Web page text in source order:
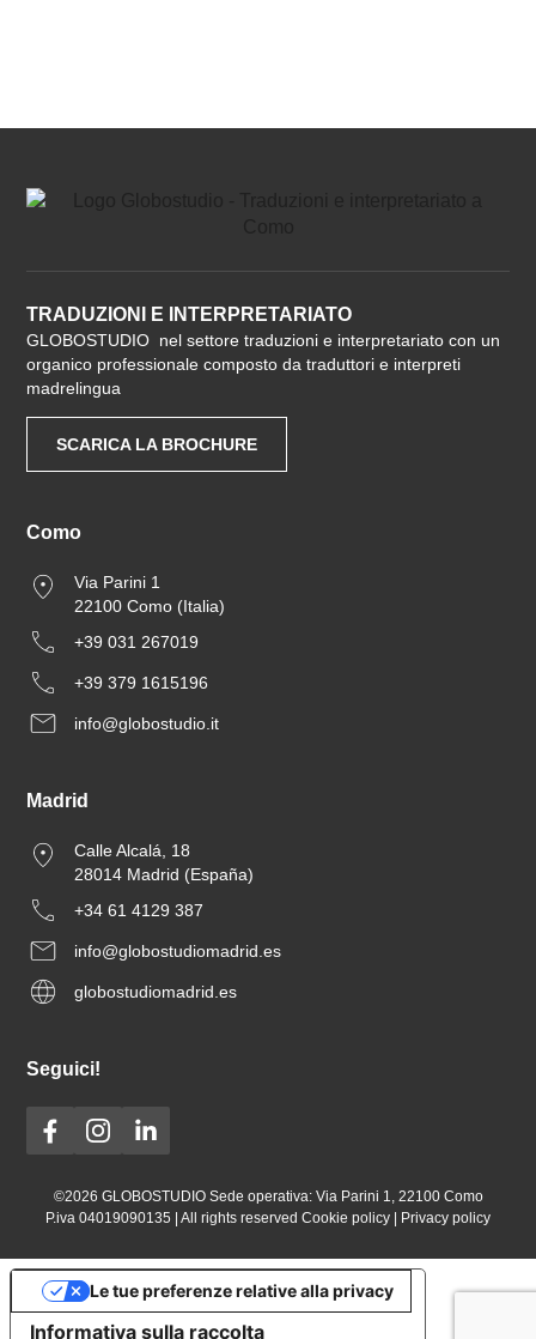
TRADUZIONI E INTERPRETARIATO
GLOBOSTUDIO nel settore traduzioni e interpretariato con un
organico professionale composto da traduttori e interpreti
madrelingua
SCARICA LA BROCHURE
Como
Via Parini 1
22100 Como (Italia)
+39 031 267019
+39 379 1615196
info@globostudio.it
Madrid
Calle Alcalá, 18
28014 Madrid (España)
+34 61 4129 387
info@globostudiomadrid.es
globostudiomadrid.es
Seguici!
©2026 GLOBOSTUDIO Sede operativa: Via Parini 1, 221‌00 Como
P.iva 040190‌90135 | All rights reserved Cookie policy Privacy policy
Informativa sulla raccolta
Le tue preferenze relative alla privacy